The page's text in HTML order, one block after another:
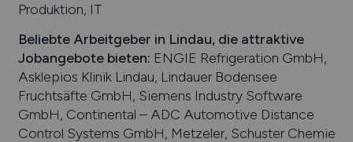
Produktion, IT
Beliebte Arbeitgeber in Lindau, die attraktive
Jobangebote bieten: ENGIE Refrigeration GmbH,
Asklepios Klinik Lindau, Lindauer Bodensee
Fruchtsäfte GmbH, Siemens Industry Software
GmbH, Continental – ADC Automotive Distance
Control Systems GmbH, Metzeler, Schuster Chemie